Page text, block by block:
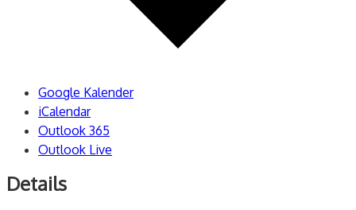
Google Kalender
iCalendar
Outlook 365
Outlook Live
Details